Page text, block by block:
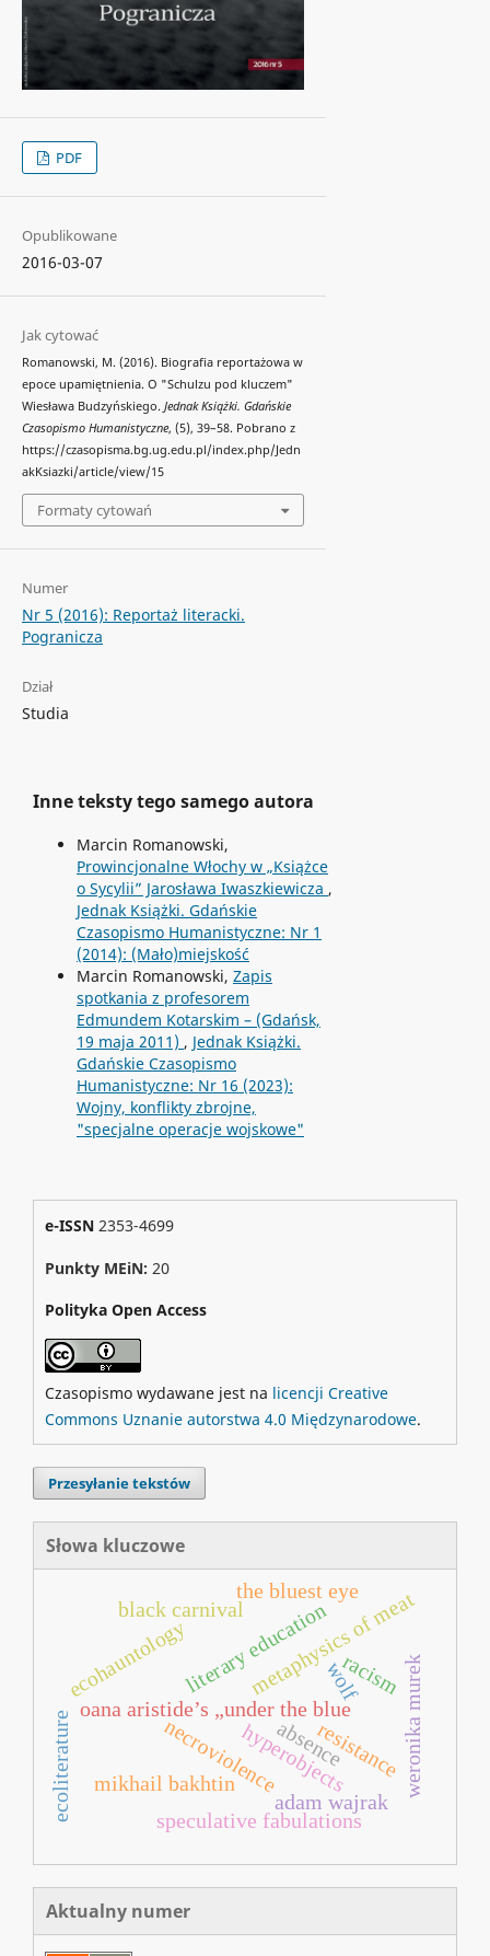
PDF
Opublikowane
2016-03-07
Jak cytować
Romanowski, M. (2016). Biografia reportażowa w
epoce upamiętnienia. O "Schulzu pod kluczem"
Wiesława Budzyńskiego. Jednak Książki. Gdańskie
Czasopismo Humanistyczne, (5), 39–58. Pobrano z
https://czasopisma.bg.ug.edu.pl/index.php/Jedn
akKsiazki/article/view/15
Formaty cytowań
Numer
Nr 5 (2016): Reportaż literacki.
Pogranicza
Dział
Studia
Inne teksty tego samego autora
Marcin Romanowski,
Prowincjonalne Włochy w „Książce
o Sycylii” Jarosława Iwaszkiewicza ,
Jednak Książki. Gdańskie
Czasopismo Humanistyczne: Nr 1
(2014): (Mało)miejskość
Marcin Romanowski, Zapis
spotkania z profesorem
Edmundem Kotarskim – (Gdańsk,
19 maja 2011) , Jednak Książki.
Gdańskie Czasopismo
Humanistyczne: Nr 16 (2023):
Wojny, konflikty zbrojne,
"specjalne operacje wojskowe"
e-ISSN 2353-4699
Punkty MEiN: 20
Polityka Open Access
Czasopismo wydawane jest na licencji Creative
Commons Uznanie autorstwa 4.0 Międzynarodowe.
Przesyłanie tekstów
Słowa kluczowe
oana aristide’s „under the blue
hyperobjects
ecohauntology metaphysics of meat
necroviolence
mikhail bakhtin
black carnival
weronika murek
literary education
absence
the bluest eye
adam wajrak
ecoliterature resistance
wolf
racism
speculative fabulations
Aktualny numer